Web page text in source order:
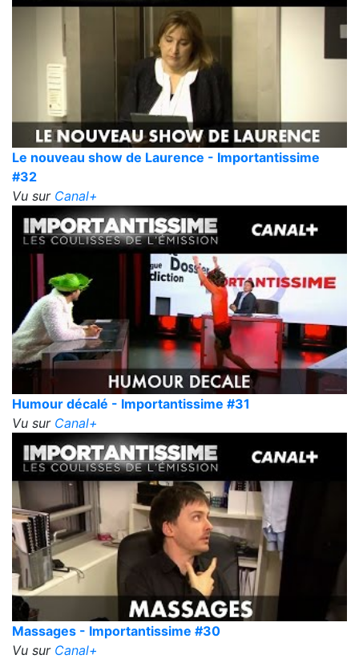
Le nouveau show de Laurence - Importantissime
#32
Vu sur Canal+
Humour décalé - Importantissime #31
Vu sur Canal+
Massages - Importantissime #30
Vu sur Canal+